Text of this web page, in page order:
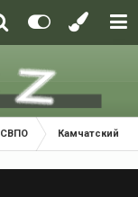
СВПО Камчатский